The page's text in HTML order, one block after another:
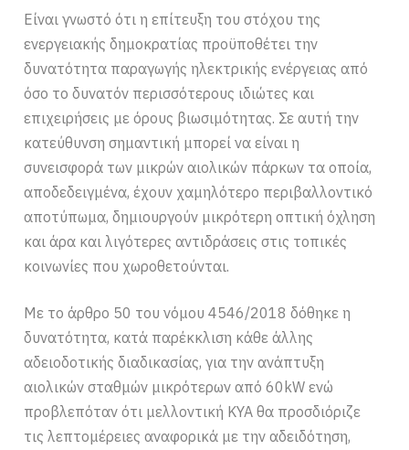
Είναι γνωστό ότι η επίτευξη του στόχου της
ενεργειακής δημοκρατίας προϋποθέτει την
δυνατότητα παραγωγής ηλεκτρικής ενέργειας από
όσο το δυνατόν περισσότερους ιδιώτες και
επιχειρήσεις με όρους βιωσιμότητας. Σε αυτή την
κατεύθυνση σημαντική μπορεί να είναι η
συνεισφορά των μικρών αιολικών πάρκων τα οποία,
αποδεδειγμένα, έχουν χαμηλότερο περιβαλλοντικό
αποτύπωμα, δημιουργούν μικρότερη οπτική όχληση
και άρα και λιγότερες αντιδράσεις στις τοπικές
κοινωνίες που χωροθετούνται.
Με το άρθρο 50 του νόμου 4546/2018 δόθηκε η
δυνατότητα, κατά παρέκκλιση κάθε άλλης
αδειοδοτικής διαδικασίας, για την ανάπτυξη
αιολικών σταθμών μικρότερων από 60kW ενώ
προβλεπόταν ότι μελλοντική ΚΥΑ θα προσδιόριζε
τις λεπτομέρειες αναφορικά με την αδειδότηση,